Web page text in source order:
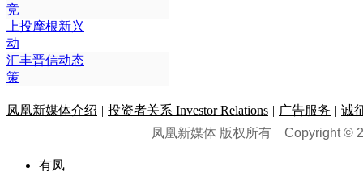
竞
上投摩根新兴
动
汇丰晋信动态
策
凤凰新媒体介绍 | 投资者关系 Investor Relations | 广告服务 | 诚
凤凰新媒体 版权所有 Copyright ©
有凤